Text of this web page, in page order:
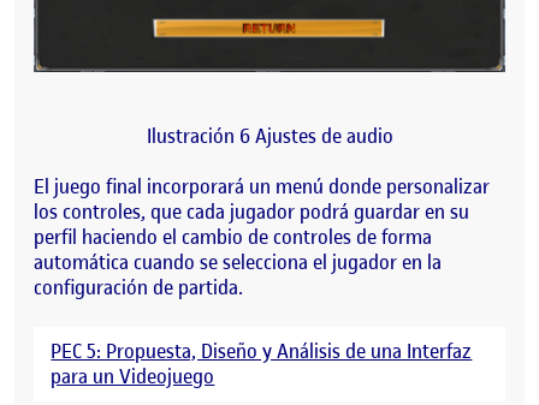
Ilustración 6 Ajustes de audio
El juego final incorporará un menú donde personalizar
los controles, que cada jugador podrá guardar en su
perfil haciendo el cambio de controles de forma
automática cuando se selecciona el jugador en la
configuración de partida.
PEC 5: Propuesta, Diseño y Análisis de una Interfaz
para un Videojuego